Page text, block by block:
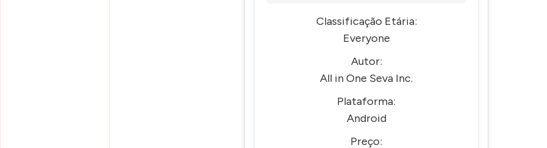
Classificação Etária:
Everyone
Autor:
All in One Seva Inc.
Plataforma:
Android
Preço: